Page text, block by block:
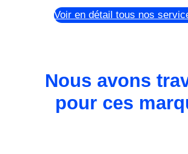
Voir en détail tous nos
Nous avons
pour ces